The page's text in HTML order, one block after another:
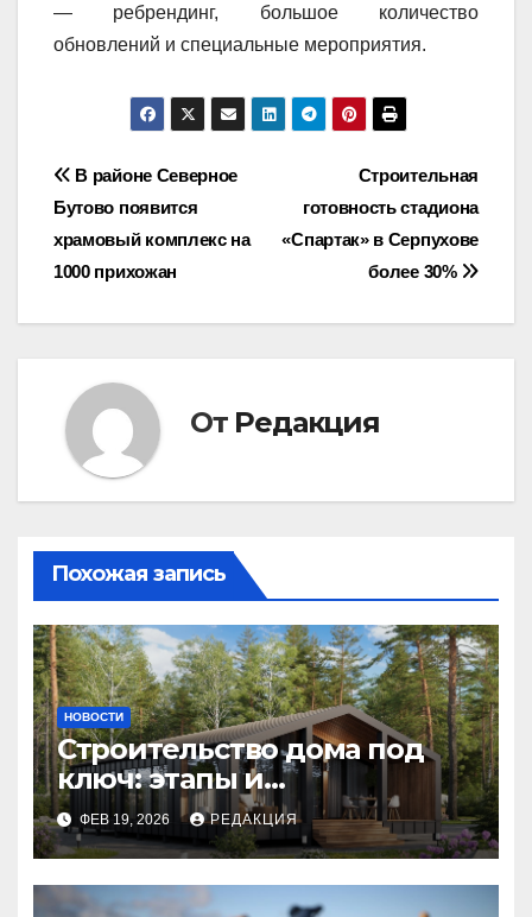
— ребрендинг, большое количество
обновлений и специальные мероприятия.
Навигация
по
записям
Строительная
готовность стадиона
«Спартак» в Серпухове
более 30%
В районе Северное
Бутово появится
храмовый комплекс на
1000 прихожан
От Редакция
Похожая запись
НОВОСТИ
Строительство дома под
ключ: этапы и
планирование бюджета
ФЕВ 19, 2026 РЕДАКЦИЯ